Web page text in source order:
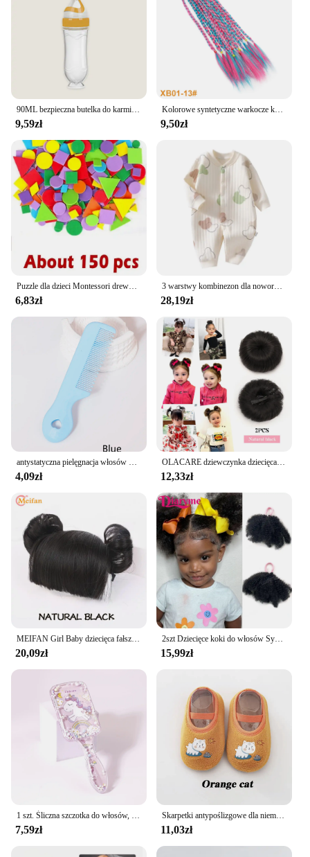
9,59zł
Kolorowe syntetyczne warkocze kucyk do związywania włosów dziewczyny księżniczka kolor ogon peruka dla dzieci stylizacja akcesoria dla dzieci
9,50zł
6,83zł
3 warstwy kombinezon dla noworodka bawełniane body w miśki króliczek kreskówka dziecko pajacyk jesienno-zimowy strój malucha niemowlę body body dzieci chłopiec dziewczynka ubranka
28,19zł
antystatyczna pielęgnacja włosów dla dzieci mini uroczy grzebień gładkie włosy masaż skóry głowy grzebień do fryzur dla dzieci specjalny do peruk z prawdziwych włosów
4,09zł
OLACARE dziewczynka dziecięca sztuczne włosy kok grzywka peruka z klipsem grzywka Chignons odzież na co dzień Cosplay akcesoria do włosów
12,33zł
MEIFAN Girl Baby dziecięca fałszywa grzywka peruka z gumką Hairband Bangs Chignons odzież na co dzień Bangs Cosplay treski akcesoria
20,09zł
2szt Dziecięce koki do włosów Syntetyczne dziecięce miękkie urocze Afro Puff elastyczna opaska twist kucyk Kinky Bulk do włosów dla dziewczynek z gumką
15,99zł
1 szt. Śliczna szczotka do włosów, szczotka do włosów dla małych dziewczynek Łatwe szczotkowanie poprzez plątaniny - bez płynu, prezenty dla dziewczynek, specjalne dla peruk z prawdziwych włosów
7,59zł
Skarpetki antypoślizgowe dla niemowląt noworodka ciepłe łóżeczko buty z podeszwą z gumową podeszwą dla dzieci chłopiec maluch stóp dziewczyna niemowlę słodkie kapcie dziecięce
11,03zł